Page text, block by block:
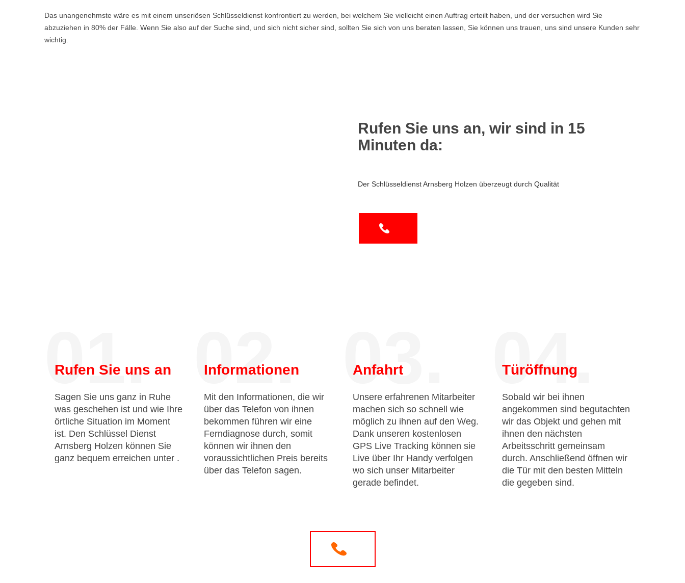
Das unangenehmste wäre es mit einem unseriösen Schlüsseldienst konfrontiert zu werden, bei welchem Sie vielleicht einen Auftrag erteilt haben, und der versuchen wird Sie
abzuziehen in 80% der Fälle. Wenn Sie also auf der Suche sind, und sich nicht sicher sind, sollten Sie sich von uns beraten lassen, Sie können uns trauen, uns sind unsere Kunden sehr
wichtig.
Rufen Sie uns an, wir sind in 15
Minuten da:
Der Schlüsseldienst Arnsberg Holzen überzeugt durch Qualität
01.
Rufen Sie uns an
Sagen Sie uns ganz in Ruhe
was geschehen ist und wie Ihre
örtliche Situation im Moment
ist. Den Schlüssel Dienst
Arnsberg Holzen können Sie
ganz bequem erreichen unter .
02.
Informationen
Mit den Informationen, die wir
über das Telefon von ihnen
bekommen führen wir eine
Ferndiagnose durch, somit
können wir ihnen den
voraussichtlichen Preis bereits
über das Telefon sagen.
03.
Anfahrt
Unsere erfahrenen Mitarbeiter
machen sich so schnell wie
möglich zu ihnen auf den Weg.
Dank unseren kostenlosen
GPS Live Tracking können sie
Live über Ihr Handy verfolgen
wo sich unser Mitarbeiter
gerade befindet.
04.
Türöffnung
Sobald wir bei ihnen
angekommen sind begutachten
wir das Objekt und gehen mit
ihnen den nächsten
Arbeitsschritt gemeinsam
durch. Anschließend öffnen wir
die Tür mit den besten Mitteln
die gegeben sind.